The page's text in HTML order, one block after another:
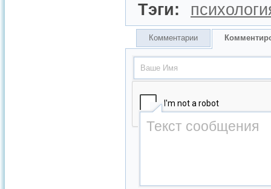
Тэги:
Комментарии